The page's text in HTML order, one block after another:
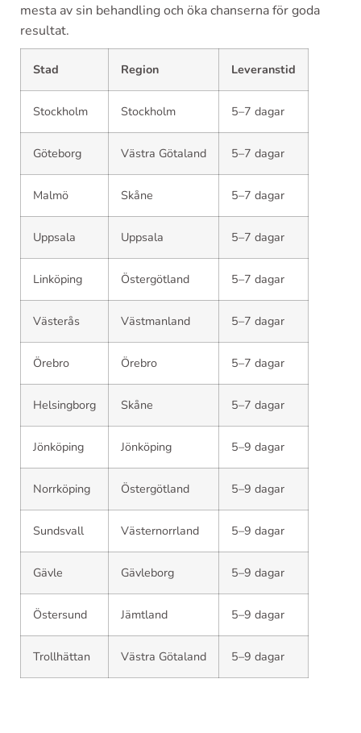
mesta av sin behandling och öka chanserna för goda
resultat.
Stad Region Leveranstid
Stockholm Stockholm 5–7 dagar
Göteborg Västra Götaland 5–7 dagar
Malmö Skåne 5–7 dagar
Uppsala Uppsala 5–7 dagar
Linköping Östergötland 5–7 dagar
Västerås Västmanland 5–7 dagar
Örebro Örebro 5–7 dagar
Helsingborg Skåne 5–7 dagar
Jönköping Jönköping 5–9 dagar
Norrköping Östergötland 5–9 dagar
Sundsvall Västernorrland 5–9 dagar
Gävle Gävleborg 5–9 dagar
Östersund Jämtland 5–9 dagar
Trollhättan Västra Götaland 5–9 dagar